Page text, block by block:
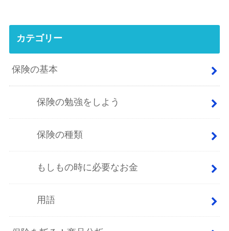
カテゴリー
保険の基本
保険の勉強をしよう
保険の種類
もしもの時に必要なお金
用語